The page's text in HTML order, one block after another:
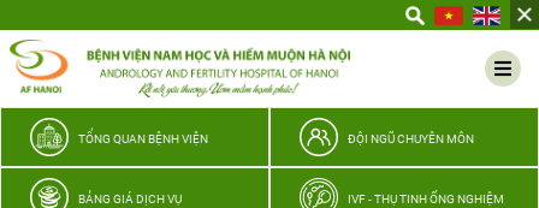
thương
TỔNG QUAN BỆNH VIỆN ĐỘI NGŨ CHUYÊN MÔN
BẢNG GIÁ DỊCH VỤ IVF - THỤ TINH ỐNG NGHIỆM